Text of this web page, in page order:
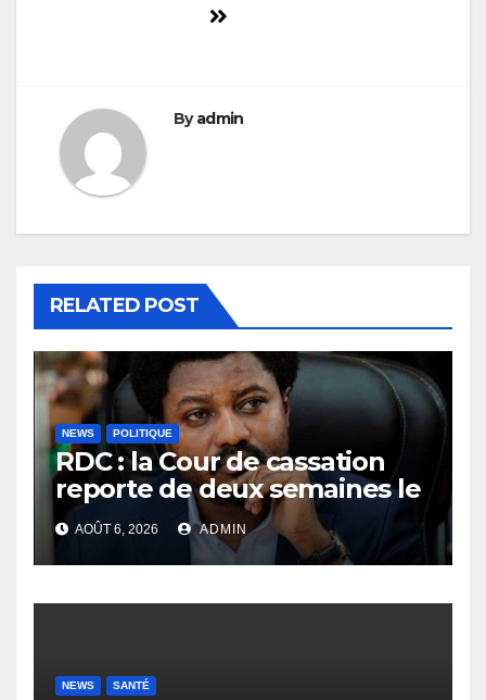
Byadmin
RELATED POST
NEWS POLITIQUE
RDC : la Cour de cassation
reporte de deux semaines le
procès Frivao
AOÛT 6, 2026 ADMIN
NEWS SANTÉ